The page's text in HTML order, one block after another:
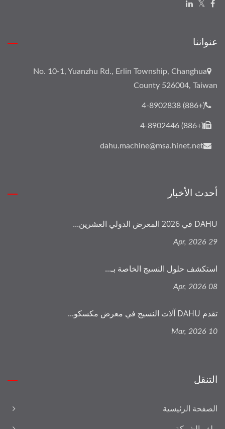
عنواننا
No. 10-1, Yuanzhu Rd., Erlin Township, Changhua
County 526004, Taiwan
(+886) 4-8902838
(+886) 4-8902446
dahu.machine@msa.hinet.net
أحدث الأخبار
DAHU في 2026 المعرض الدولي العشرين...
29 Apr, 2026
استكشف حلول النسيج الخاصة بـ...
08 Apr, 2026
تقدم DAHU آلات النسيج في معرض مكسكو...
10 Mar, 2026
التنقل
الصفحة الرئيسية